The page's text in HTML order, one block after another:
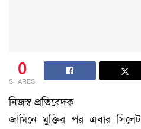
0
SHARES
নিজস্ব প্রতিবেদক
জামিনে মুক্তির পর এবার